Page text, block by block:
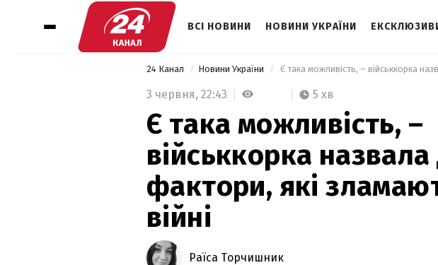
ВСІ НОВИНИ НОВИНИ УКРАЇНИ
24 Канал Новини України
3 червня, 22:43 5 хв
Є така можливість, –
військкорка назвала
фактори, які
війні
Раїса Торчишник